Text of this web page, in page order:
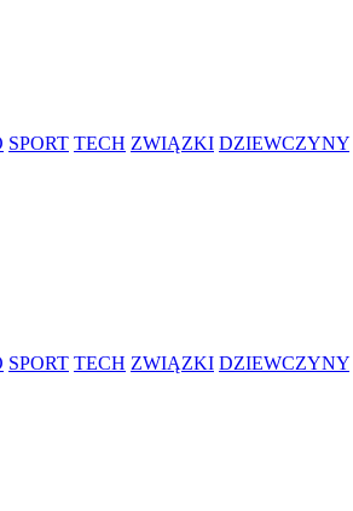
SPORT TECH ZWIĄZKI DZIEWCZYNY
SPORT TECH ZWIĄZKI DZIEWCZYNY